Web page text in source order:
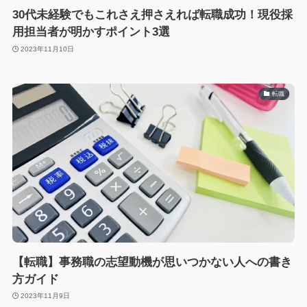
30代未経験でもこれさえ押さえれば転職成功！現役採
用担当者が明かすポイント3選
2023年11月10日
転職
【転職】事務職の志望動機が思いつかない人への書き
方ガイド
2023年11月9日